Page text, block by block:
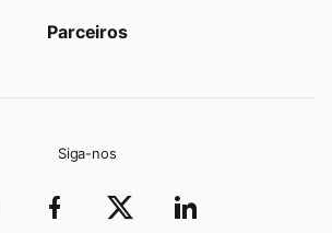
Parceiros
Siga-nos